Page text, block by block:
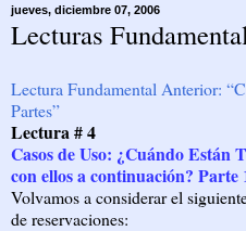
jueves, diciembre 07, 2006
Lecturas
Lectura Fundamental Anterior:
Partes”
Lectura # 4
Casos de Uso: ¿Cuándo Están
con ellos a continuación? Parte
Volvamos a considerar el
de reservaciones: